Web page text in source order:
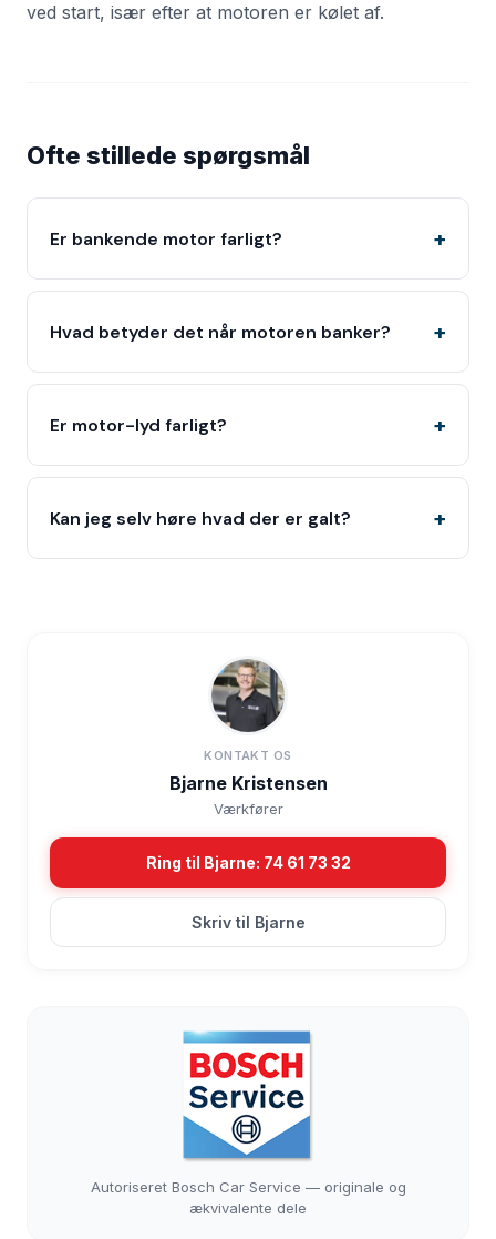
ved start, især efter at motoren er kølet af.
Ofte stillede spørgsmål
Er bankende motor farligt?
Hvad betyder det når motoren banker?
Er motor-lyd farligt?
Kan jeg selv høre hvad der er galt?
KONTAKT OS
Bjarne Kristensen
Værkfører
Ring til Bjarne: 74 61 73 32
Skriv til Bjarne
Autoriseret Bosch Car Service — originale og
ækvivalente dele